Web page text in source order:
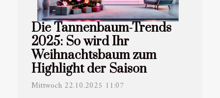
Die Tannenbaum-Trends
2025: So wird Ihr
Weihnachtsbaum zum
Highlight der Saison
Mittwoch 22.10.2025 11:07